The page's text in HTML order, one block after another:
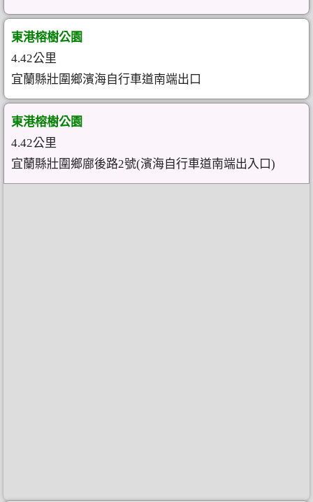
東港榕樹公園
4.42公里
宜蘭縣壯圍鄉濱海自行車道南端出口
東港榕樹公園
4.42公里
宜蘭縣壯圍鄉廍後路2號(濱海自行車道南端出入口)